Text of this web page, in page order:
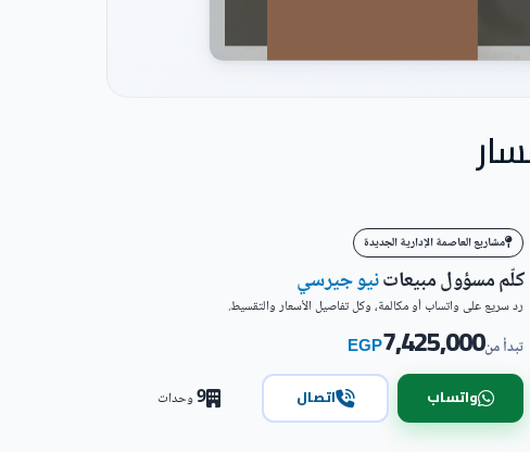
مشاريع العاصمة الإدارية الجديدة
كلّم مسؤول مبيعاتنيو جيرسي
رد سريع على واتساب أو مكالمة، وكل تفاصيل الأسعار والتقسيط.
تبدأ من7,425,000
EGP
واتساب اتصال 9وحدات